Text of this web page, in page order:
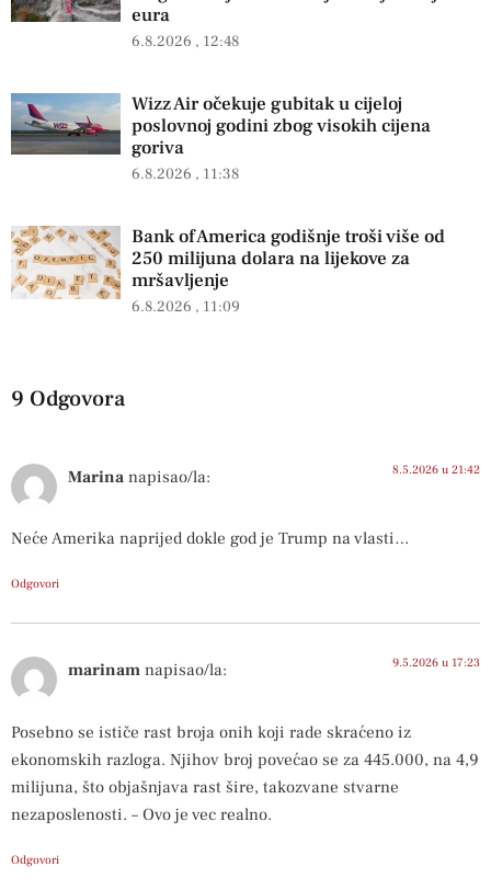
eura
6.8.2026 12:48
Wizz Air očekuje gubitak u cijeloj
poslovnoj godini zbog visokih cijena
goriva
6.8.2026 11:38
Bank of America godišnje troši više od
250 milijuna dolara na lijekove za
mršavljenje
6.8.2026 11:09
9 Odgovora
Marina napisao/la: 8.5.2026 u 21:42
Neće Amerika naprijed dokle god je Trump na vlasti…
Odgovori
marinam napisao/la: 9.5.2026 u 17:23
Posebno se ističe rast broja onih koji rade skraćeno iz
ekonomskih razloga. Njihov broj povećao se za 445.000, na 4,9
milijuna, što objašnjava rast šire, takozvane stvarne
nezaposlenosti. – Ovo je vec realno.
Odgovori